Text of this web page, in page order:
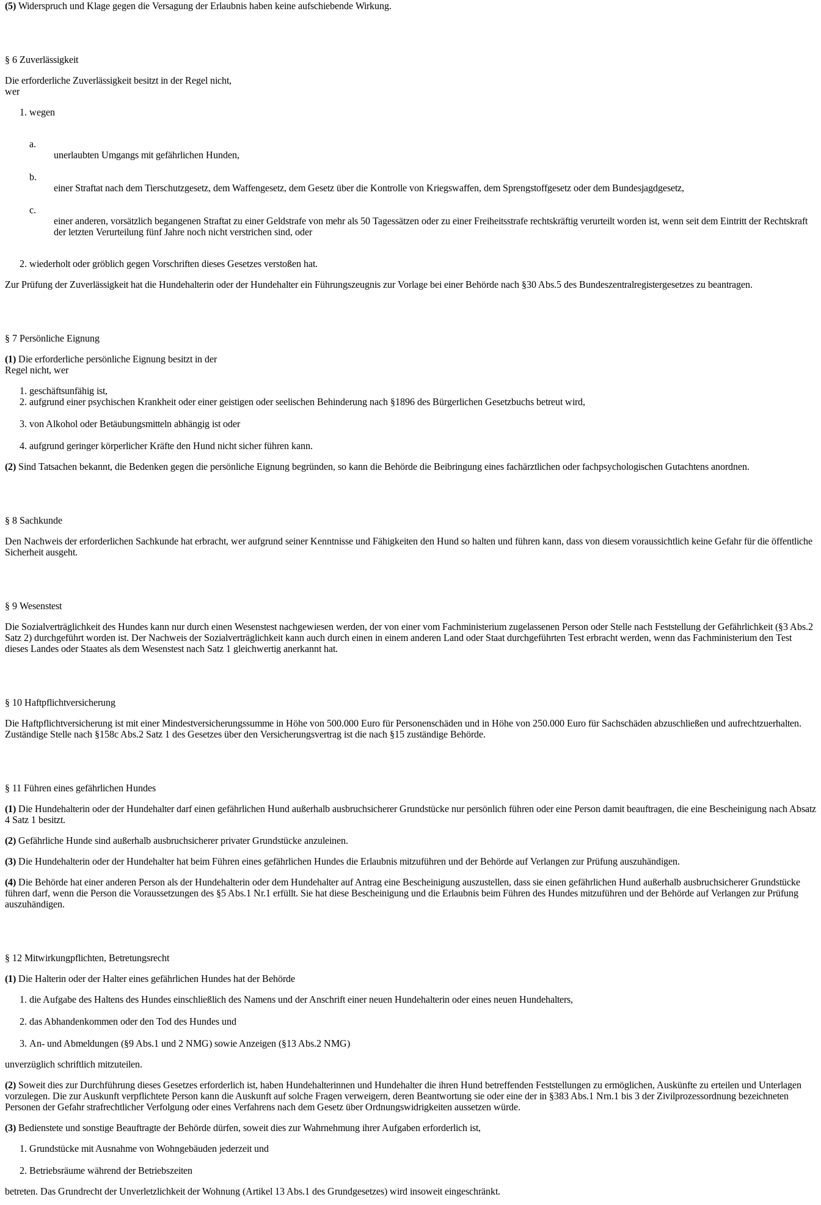
(5) Widerspruch und Klage gegen die Versagung der Erlaubnis haben keine aufschiebende Wirkung.
§ 6 Zuverlässigkeit
Die erforderliche Zuverlässigkeit besitzt in der Regel nicht,
wer
wegen
a.
unerlaubten Umgangs mit gefährlichen Hunden,
b.
einer Straftat nach dem Tierschutzgesetz, dem Waffengesetz, dem Gesetz über die Kontrolle von Kriegswaffen, dem Sprengstoffgesetz oder dem Bundesjagdgesetz,
c.
einer anderen, vorsätzlich begangenen Straftat zu einer Geldstrafe von mehr als 50 Tagessätzen oder zu einer Freiheitsstrafe rechtskräftig verurteilt worden ist, wenn seit dem Eintritt der Rechtskraft
der letzten Verurteilung fünf Jahre noch nicht verstrichen sind, oder
wiederholt oder gröblich gegen Vorschriften dieses Gesetzes verstoßen hat.
Zur Prüfung der Zuverlässigkeit hat die Hundehalterin oder der Hundehalter ein Führungszeugnis zur Vorlage bei einer Behörde nach §30 Abs.5 des Bundeszentralregistergesetzes zu beantragen.
§ 7 Persönliche Eignung
(1) Die erforderliche persönliche Eignung besitzt in der
Regel nicht, wer
geschäftsunfähig ist,
aufgrund einer psychischen Krankheit oder einer geistigen oder seelischen Behinderung nach §1896 des Bürgerlichen Gesetzbuchs betreut wird,
von Alkohol oder Betäubungsmitteln abhängig ist oder
aufgrund geringer körperlicher Kräfte den Hund nicht sicher führen kann.
(2) Sind Tatsachen bekannt, die Bedenken gegen die persönliche Eignung begründen, so kann die Behörde die Beibringung eines fachärztlichen oder fachpsychologischen Gutachtens anordnen.
§ 8 Sachkunde
Den Nachweis der erforderlichen Sachkunde hat erbracht, wer aufgrund seiner Kenntnisse und Fähigkeiten den Hund so halten und führen kann, dass von diesem voraussichtlich keine Gefahr für die öffentliche
Sicherheit ausgeht.
§ 9 Wesenstest
Die Sozialverträglichkeit des Hundes kann nur durch einen Wesenstest nachgewiesen werden, der von einer vom Fachministerium zugelassenen Person oder Stelle nach Feststellung der Gefährlichkeit (§3 Abs.2
Satz 2) durchgeführt worden ist. Der Nachweis der Sozialverträglichkeit kann auch durch einen in einem anderen Land oder Staat durchgeführten Test erbracht werden, wenn das Fachministerium den Test
dieses Landes oder Staates als dem Wesenstest nach Satz 1 gleichwertig anerkannt hat.
§ 10 Haftpflichtversicherung
Die Haftpflichtversicherung ist mit einer Mindestversicherungssumme in Höhe von 500.000 Euro für Personenschäden und in Höhe von 250.000 Euro für Sachschäden abzuschließen und aufrechtzuerhalten.
Zuständige Stelle nach §158c Abs.2 Satz 1 des Gesetzes über den Versicherungsvertrag ist die nach §15 zuständige Behörde.
§ 11 Führen eines gefährlichen Hundes
(1) Die Hundehalterin oder der Hundehalter darf einen gefährlichen Hund außerhalb ausbruchsicherer Grundstücke nur persönlich führen oder eine Person damit beauftragen, die eine Bescheinigung nach Absatz
4 Satz 1 besitzt.
(2) Gefährliche Hunde sind außerhalb ausbruchsicherer privater Grundstücke anzuleinen.
(3) Die Hundehalterin oder der Hundehalter hat beim Führen eines gefährlichen Hundes die Erlaubnis mitzuführen und der Behörde auf Verlangen zur Prüfung auszuhändigen.
(4) Die Behörde hat einer anderen Person als der Hundehalterin oder dem Hundehalter auf Antrag eine Bescheinigung auszustellen, dass sie einen gefährlichen Hund außerhalb ausbruchsicherer Grundstücke
führen darf, wenn die Person die Voraussetzungen des §5 Abs.1 Nr.1 erfüllt. Sie hat diese Bescheinigung und die Erlaubnis beim Führen des Hundes mitzuführen und der Behörde auf Verlangen zur Prüfung
auszuhändigen.
§ 12 Mitwirkungpflichten, Betretungsrecht
(1) Die Halterin oder der Halter eines gefährlichen Hundes hat der Behörde
die Aufgabe des Haltens des Hundes einschließlich des Namens und der Anschrift einer neuen Hundehalterin oder eines neuen Hundehalters,
das Abhandenkommen oder den Tod des Hundes und
An- und Abmeldungen (§9 Abs.1 und 2 NMG) sowie Anzeigen (§13 Abs.2 NMG)
unverzüglich schriftlich mitzuteilen.
(2) Soweit dies zur Durchführung dieses Gesetzes erforderlich ist, haben Hundehalterinnen und Hundehalter die ihren Hund betreffenden Feststellungen zu ermöglichen, Auskünfte zu erteilen und Unterlagen
vorzulegen. Die zur Auskunft verpflichtete Person kann die Auskunft auf solche Fragen verweigern, deren Beantwortung sie oder eine der in §383 Abs.1 Nrn.1 bis 3 der Zivilprozessordnung bezeichneten
Personen der Gefahr strafrechtlicher Verfolgung oder eines Verfahrens nach dem Gesetz über Ordnungswidrigkeiten aussetzen würde.
(3) Bedienstete und sonstige Beauftragte der Behörde dürfen, soweit dies zur Wahrnehmung ihrer Aufgaben erforderlich ist,
Grundstücke mit Ausnahme von Wohngebäuden jederzeit und
Betriebsräume während der Betriebszeiten
betreten. Das Grundrecht der Unverletzlichkeit der Wohnung (Artikel 13 Abs.1 des Grundgesetzes) wird insoweit eingeschränkt.